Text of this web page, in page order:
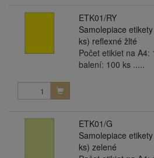
ETK01/RY
Samolepiace
ks) reflexné žlté
Počet etikiet na A4:
balení: 100 ks .....
ETK01/G
Samolepiace
ks) zelené